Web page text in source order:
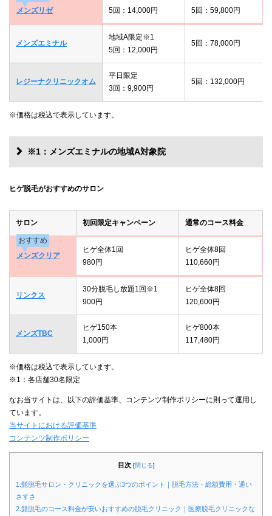
メンズリゼ
5回：14,000円 5回：59,800円
メンズエミナル
地域A限定※1
5回：12,000円
5回：78,000円
レジーナクリニックオム
平日限定
3回：9,900円
5回：132,000円
※価格は税込で表示しています。
※1：メンズエミナルの地域A対象院
ヒゲ脱毛がおすすめのサロン
サロン 初回限定キャンペーン 通常のコース料金
おすすめ
メンズクリア
ヒゲ全体1回
980円
ヒゲ全体8回
110,660円
リンクス
30分脱毛し放題1回※1
900円
ヒゲ全体8回
120,600円
メンズTBC
ヒゲ150本
1,000円
ヒゲ800本
117,480円
※価格は税込で表示しています。
※1：各店舗30名限定
なお当サイトは、以下の評価基準、コンテンツ制作ポリシーに則って運用し
ています。
当サイトにおける評価基準
コンテンツ制作ポリシー
目次 [閉じる]
1.髭脱毛サロン・クリニックを選ぶ3つのポイント｜脱毛方法・総額費用・通い
さすさ
2.髭脱毛のコース料金が安いおすすめの脱毛クリニック｜医療脱毛クリニックな